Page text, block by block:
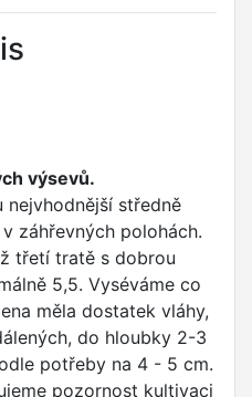
výsevů.
nejvhodnější středně
záhřevných polohách.
třetí tratě s dobrou
5,5. Vyséváme co
měla dostatek vláhy,
do hloubky 2-3
potřeby na 4 - 5 cm.
pozornost kultivaci